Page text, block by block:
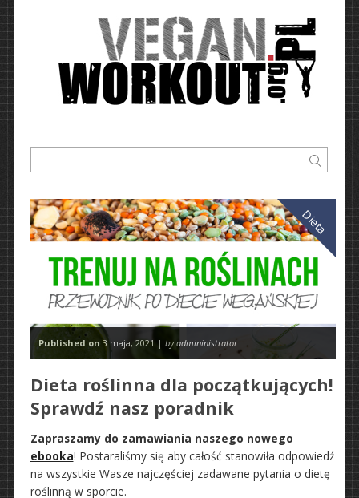
Dieta
Published on 3 maja, 2021 | by admininistrator
Dieta roślinna dla początkujących!
Sprawdź nasz poradnik
Zapraszamy do zamawiania naszego nowego
ebooka! Postaraliśmy się aby całość stanowiła odpowiedź
na wszystkie Wasze najczęściej zadawane pytania o dietę
roślinną w sporcie.